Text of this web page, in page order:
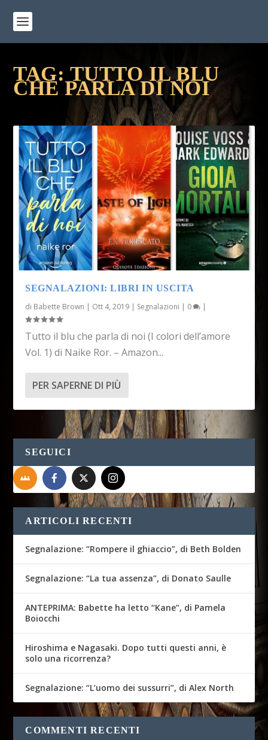
TAG: TUTTO IL BLU
CHE PARLA DI NOI
SEGNALAZIONI: LIBRI IN USCITA
di Babette Brown | Ott 4, 2019 | Segnalazioni | 0 |
Tutto il blu che parla di noi (I colori dell’amore
Vol. 1) di Naike Ror. – Amazon...
PER SAPERNE DI PIÙ
SEGUICI
ARTICOLI RECENTI
Segnalazione: “Rompere il ghiaccio”, di Beth Bolden
Segnalazione: “La tua assenza”, di Donato Saulle
ANTEPRIMA: Babette ha letto “Kane”, di Pamela
Boiocchi
Hiroshima e Nagasaki. Dopo tutti questi anni, è
solo una ricorrenza?
Segnalazione: “L’uomo dei sussurri”, di Alex North
COMMENTI RECENTI